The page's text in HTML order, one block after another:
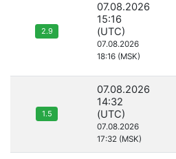
2.9
07.08.2026
15:16
(UTC)
07.08.2026
18:16 (MSK)
1.5
07.08.2026
14:32
(UTC)
07.08.2026
17:32 (MSK)